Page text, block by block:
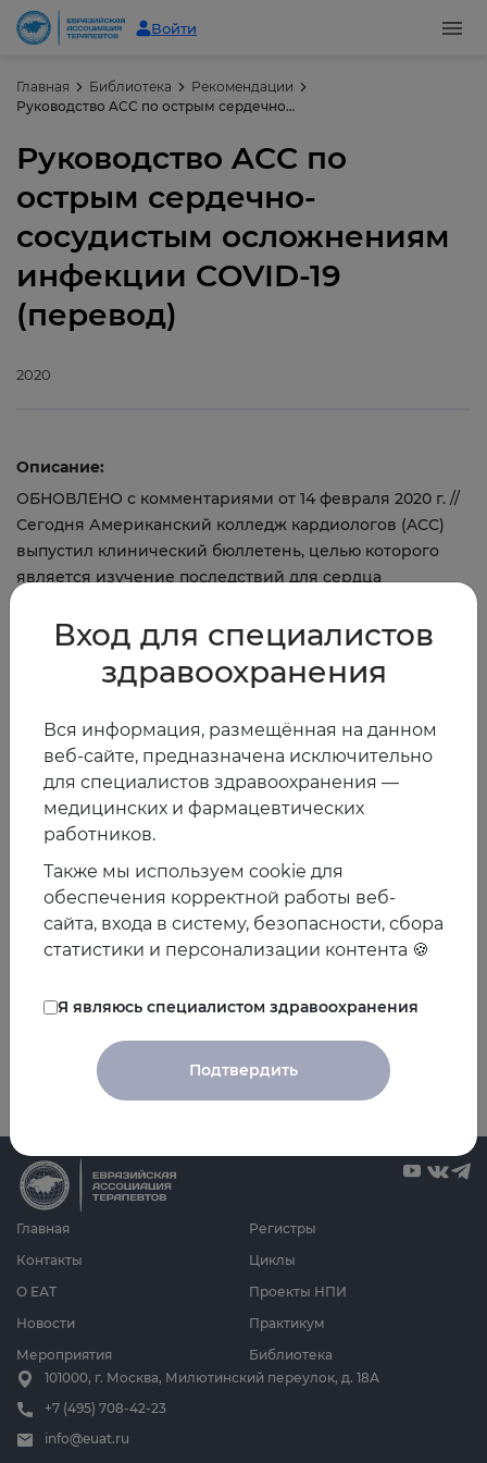
Войти
Главная Библиотека
Рекомендации
Руководство ACC по острым сердечно-сосудистым осложнениям инфекции COVID-19 (перевод)
Руководство ACC по
острым сердечно-
сосудистым осложнениям
инфекции COVID-19
(перевод)
2020
Описание:
ОБНОВЛЕНО с комментариями от 14 февраля 2020 г. //
Сегодня Американский колледж кардиологов (ACC)
выпустил клинический бюллетень, целью которого
является изучение последствий для сердца
известного как COVID-19
Войти
2020
Главная
О ЕАТ
Новости
Мероприятия
Циклы
Проекты НПИ
Практикум
Библиотека
Регистры
Контакты
101000, г. Москва, Милютинский переулок, д. 18А
+7 (495) 708-42-23
info@euat.ru
Вход для специалистов
здравоохранения
Вся информация, размещённая на данном
веб-сайте, предназначена исключительно
для специалистов здравоохранения —
медицинских и фармацевтических
работников.
Также мы используем cookie для
обеспечения корректной работы веб-
сайта, входа в систему, безопасности, сбора
статистики и персонализации контента 🍪
Я являюсь специалистом здравоохранения
Подтвердить